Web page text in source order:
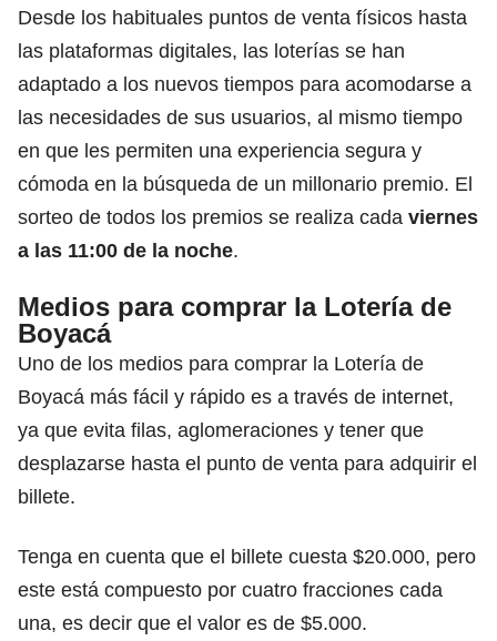
Desde los habituales puntos de venta físicos hasta
las plataformas digitales, las loterías se han
adaptado a los nuevos tiempos para acomodarse a
las necesidades de sus usuarios, al mismo tiempo
en que les permiten una experiencia segura y
cómoda en la búsqueda de un millonario premio. El
sorteo de todos los premios se realiza cada viernes
a las 11:00 de la noche.
Medios para comprar la Lotería de
Boyacá
Uno de los medios para comprar la Lotería de
Boyacá más fácil y rápido es a través de internet,
ya que evita filas, aglomeraciones y tener que
desplazarse hasta el punto de venta para adquirir el
billete.
Tenga en cuenta que el billete cuesta $20.000, pero
este está compuesto por cuatro fracciones cada
una, es decir que el valor es de $5.000.